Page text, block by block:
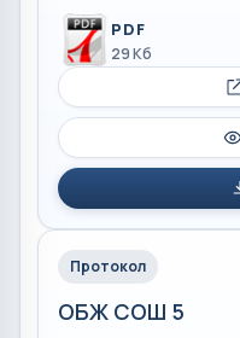
PDF
29 Кб
Протокол
ОБЖ СОШ 5